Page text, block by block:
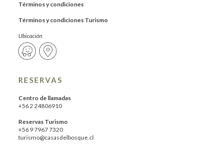
Términos y condiciones
Términos y condiciones Turismo
Ubicación
RESERVAS
Centro de llamadas
+56 2 24806910
Reservas Turismo
+56 9 7967 7320
turismo@casasdelbosque.cl